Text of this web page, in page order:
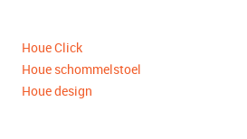
Houe Click
Houe schommelstoel
Houe design